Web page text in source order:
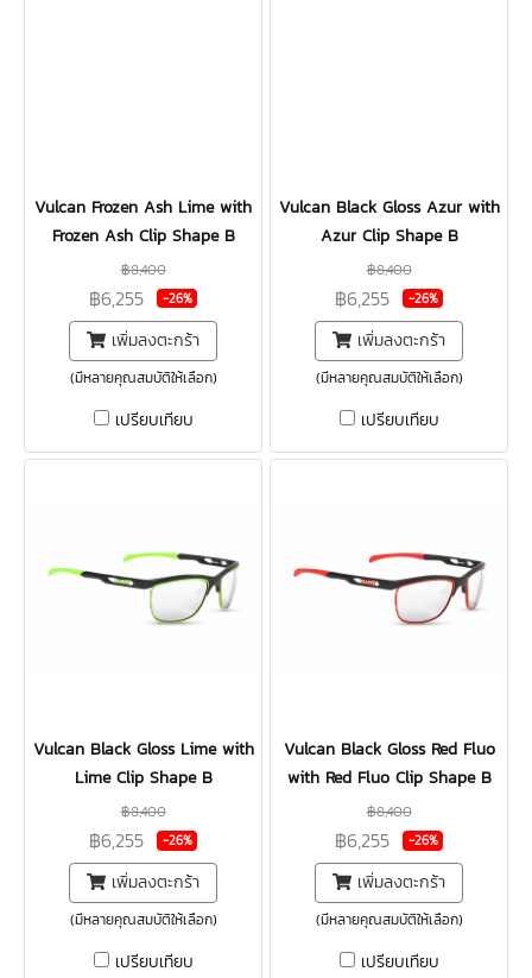
Vulcan Frozen Ash Lime with
Frozen Ash Clip Shape B
฿8,400
฿6,255 -26%
เพิ่มลงตะกร้า
(มีหลายคุณสมบัติให้เลือก)
เปรียบเทียบ
Vulcan Black Gloss Azur with
Azur Clip Shape B
฿8,400
฿6,255 -26%
เพิ่มลงตะกร้า
(มีหลายคุณสมบัติให้เลือก)
เปรียบเทียบ
Vulcan Black Gloss Lime with
Lime Clip Shape B
฿8,400
฿6,255 -26%
เพิ่มลงตะกร้า
(มีหลายคุณสมบัติให้เลือก)
เปรียบเทียบ
Vulcan Black Gloss Red Fluo
with Red Fluo Clip Shape B
฿8,400
฿6,255 -26%
เพิ่มลงตะกร้า
(มีหลายคุณสมบัติให้เลือก)
เปรียบเทียบ